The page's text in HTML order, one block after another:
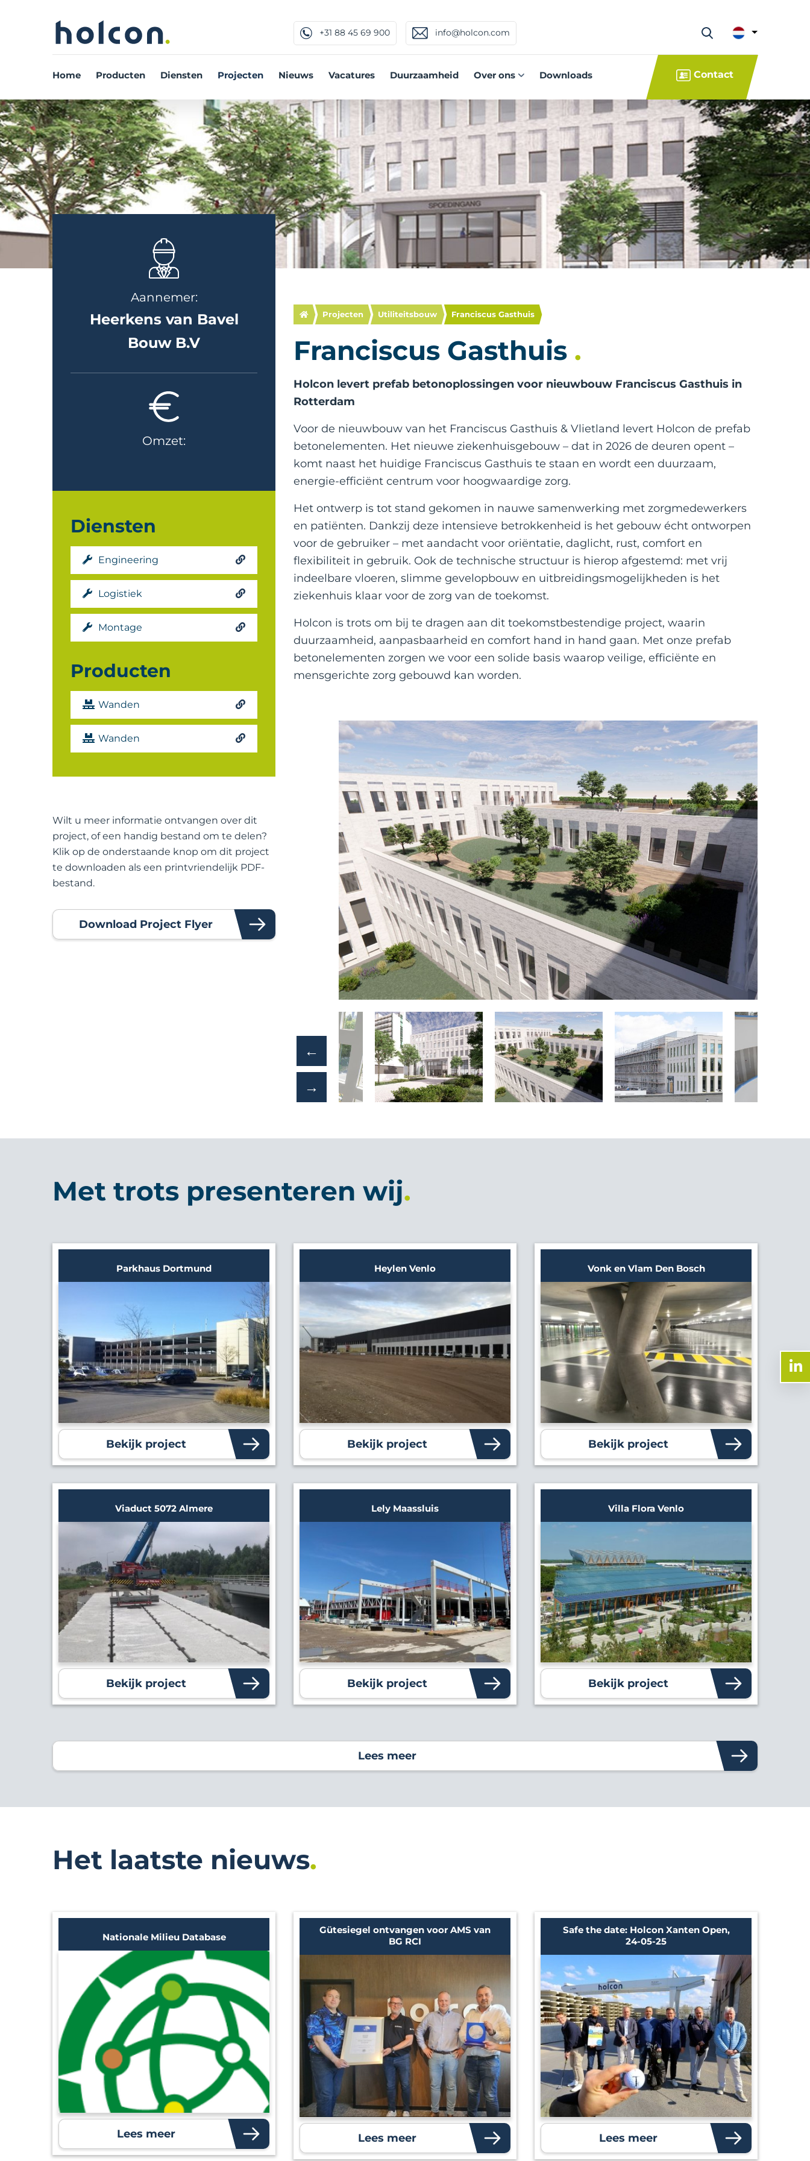
+31 88 45 69 900 info@holcon.com
Home Producten Diensten Projecten Nieuws Vacatures Duurzaamheid Over ons Downloads Contact
Aannemer:
Heerkens van Bavel
Bouw B.V
Omzet:
Diensten
Engineering
Logistiek
Montage
Producten
Wanden
Wanden
Wilt u meer informatie ontvangen over dit
project, of een handig bestand om te delen?
Klik op de onderstaande knop om dit project
te downloaden als een printvriendelijk PDF-
bestand.
Download Project Flyer
Projecten Utiliteitsbouw Franciscus Gasthuis
Franciscus Gasthuis
Holcon levert prefab betonoplossingen voor nieuwbouw Franciscus Gasthuis in
Rotterdam
Voor de nieuwbouw van het Franciscus Gasthuis & Vlietland levert Holcon de prefab
betonelementen. Het nieuwe ziekenhuisgebouw – dat in 2026 de deuren opent –
komt naast het huidige Franciscus Gasthuis te staan en wordt een duurzaam,
energie-efficiënt centrum voor hoogwaardige zorg.
Het ontwerp is tot stand gekomen in nauwe samenwerking met zorgmedewerkers
en patiënten. Dankzij deze intensieve betrokkenheid is het gebouw écht ontworpen
voor de gebruiker – met aandacht voor oriëntatie, daglicht, rust, comfort en
flexibiliteit in gebruik. Ook de technische structuur is hierop afgestemd: met vrij
indeelbare vloeren, slimme gevelopbouw en uitbreidingsmogelijkheden is het
ziekenhuis klaar voor de zorg van de toekomst.
Holcon is trots om bij te dragen aan dit toekomstbestendige project, waarin
duurzaamheid, aanpasbaarheid en comfort hand in hand gaan. Met onze prefab
betonelementen zorgen we voor een solide basis waarop veilige, efficiënte en
mensgerichte zorg gebouwd kan worden.
Met trots presenteren wij
Parkhaus Dortmund
Bekijk project
Heylen Venlo
Bekijk project
Vonk en Vlam Den Bosch
Bekijk project
Viaduct 5072 Almere
Bekijk project
Lely Maassluis
Bekijk project
Villa Flora Venlo
Bekijk project
Lees meer
Het laatste nieuws
Nationale Milieu Database
Lees meer
Gütesiegel ontvangen voor AMS van
BG RCI
Lees meer
Safe the date: Holcon Xanten Open,
24-05-25
Lees meer